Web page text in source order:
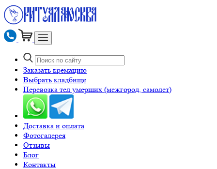
Заказать кремацию
Выбрать кладбище
Перевозка тел умерших (межгород, самолет)
Доставка и оплата
Фотогалерея
Отзывы
Блог
Контакты